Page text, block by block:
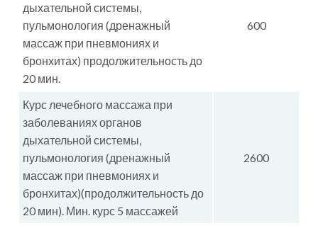
дыхательной системы,
пульмонология (дренажный
массаж при пневмониях и
бронхитах) продолжительность до
20 мин.
600
Курс лечебного массажа при
заболеваниях органов
дыхательной системы,
пульмонология (дренажный
массаж при пневмониях и
бронхитах)(продолжительность до
20 мин). Мин. курс 5 массажей
2600